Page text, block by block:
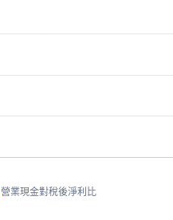
營業現金對稅後淨利比